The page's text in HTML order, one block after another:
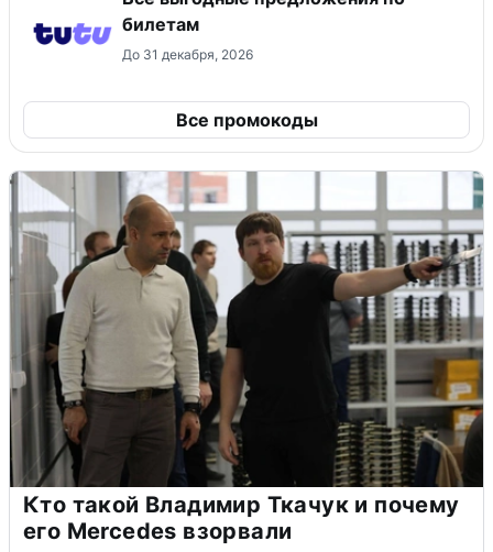
билетам
До 31 декабря, 2026
Все промокоды
Кто такой Владимир Ткачук и почему
его Mercedes взорвали